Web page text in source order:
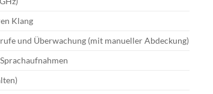
Klang
und Überwachung (mit manueller Abdeckung)